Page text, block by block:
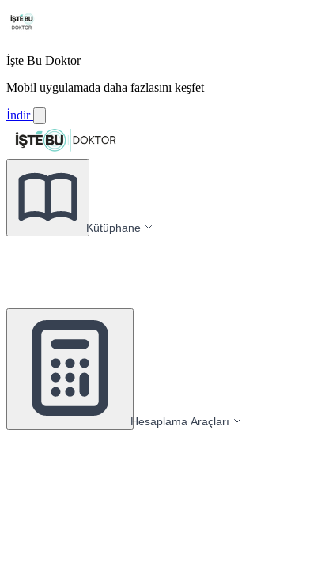
İşte Bu Doktor
Mobil uygulamada daha fazlasını keşfet
İndir
Kütüphane
Hesaplama Araçları